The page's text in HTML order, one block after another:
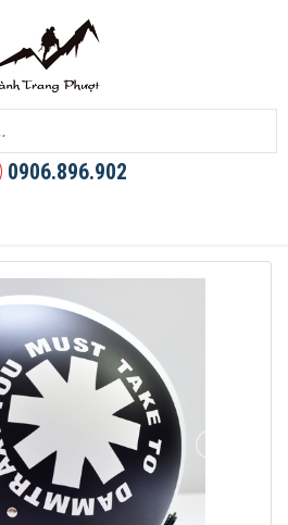
0906.896.902